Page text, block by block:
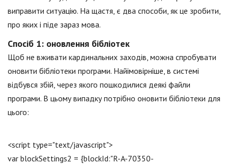
виправити ситуацію. На щастя, є два способи, як це зробити,
про яких і піде зараз мова.
Спосіб 1: оновлення бібліотек
Щоб не вживати кардинальних заходів, можна спробувати
оновити бібліотеки програми. Найімовірніше, в системі
відбувся збій, через якого пошкодилися деякі файли
програми. В цьому випадку потрібно оновити бібліотеки для
цього:
<script type="text/jаvascript">
var blockSettings2 = {blockId:"R-A-70350-